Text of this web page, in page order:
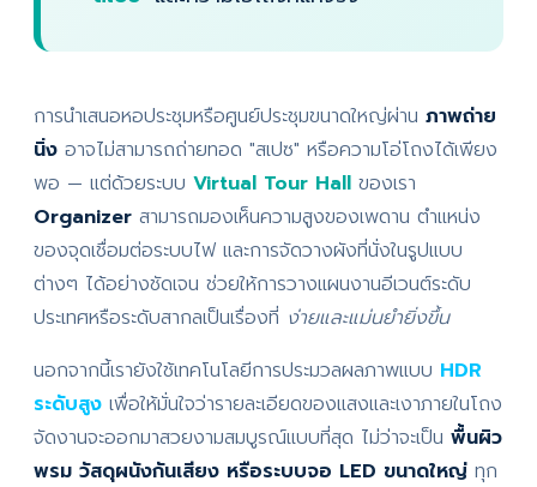
การนำเสนอหอประชุมหรือศูนย์ประชุมขนาดใหญ่ผ่าน ภาพถ่าย
นิ่ง อาจไม่สามารถถ่ายทอด "สเปซ" หรือความโอ่โถงได้เพียง
พอ — แต่ด้วยระบบ Virtual Tour Hall ของเรา
Organizer สามารถมองเห็นความสูงของเพดาน ตำแหน่ง
ของจุดเชื่อมต่อระบบไฟ และการจัดวางผังที่นั่งในรูปแบบ
ต่างๆ ได้อย่างชัดเจน ช่วยให้การวางแผนงานอีเวนต์ระดับ
ประเทศหรือระดับสากลเป็นเรื่องที่ ง่ายและแม่นยำยิ่งขึ้น
นอกจากนี้เรายังใช้เทคโนโลยีการประมวลผลภาพแบบ HDR
ระดับสูง เพื่อให้มั่นใจว่ารายละเอียดของแสงและเงาภายในโถง
จัดงานจะออกมาสวยงามสมบูรณ์แบบที่สุด ไม่ว่าจะเป็น พื้นผิว
พรม วัสดุผนังกันเสียง หรือระบบจอ LED ขนาดใหญ่ ทุก